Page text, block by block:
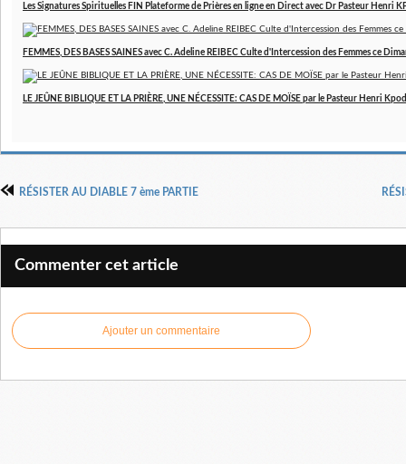
Les Signatures Spirituelles FIN Plateforme de Prières en ligne en Direct avec Dr Pasteur Henri
FEMMES, DES BASES SAINES avec C. Adeline REIBEC Culte d'Intercession des Femmes ce
LE JEÛNE BIBLIQUE ET LA PRIÈRE, UNE NÉCESSITE: CAS DE MOÏSE par le Pasteur Henri
RÉSISTER AU DIABLE 7 ème PARTIE
Commenter cet article
Ajouter un commentaire